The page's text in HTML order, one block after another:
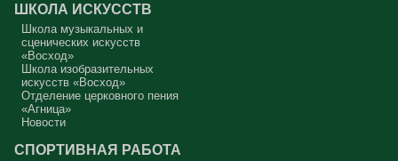
сначала увидеть в себе этого урода, а потом начать с ним борьбу.
Аминь.
Протоиерей Андрей Алексеев
ШКОЛА ИСКУССТВ
Школа музыкальных и
сценических искусств
«Восход»
Школа изобразительных
искусств «Восход»
Отделение церковного пения
«Агница»
Новости
СПОРТИВНАЯ РАБОТА